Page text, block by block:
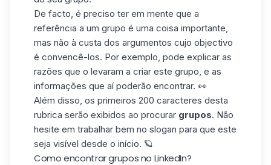
De facto, é preciso ter em mente que a
referência a um grupo é uma coisa importante,
mas não à custa dos argumentos cujo objectivo
é convencê-los. Por exemplo, pode explicar as
razões que o levaram a criar este grupo, e as
informações que aí poderão encontrar. 👀
Além disso, os primeiros 200 caracteres desta
rubrica serão exibidos ao procurar grupos. Não
hesite em trabalhar bem no slogan para que este
seja visível desde o início. 🪐
Como encontrar grupos no LinkedIn?